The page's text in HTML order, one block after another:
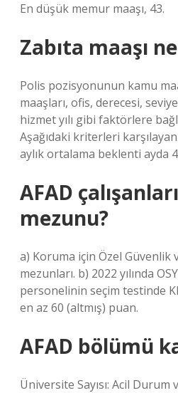
En düşük memur maaşı, 43.
Zabıta maaşı
Polis pozisyonunun kamu
maaşları, ofis, derecesi,
hizmet yılı gibi faktörlere
Aşağıdaki kriterleri
aylık ortalama beklenti ayda
AFAD
mezunu?
a) Koruma için Özel Güvenlik
mezunları. b) 2022 yılında
personelinin seçim testinde
en az 60 (altmış) puan.
AFAD bölümü
Üniversite Sayısı: Acil Durum